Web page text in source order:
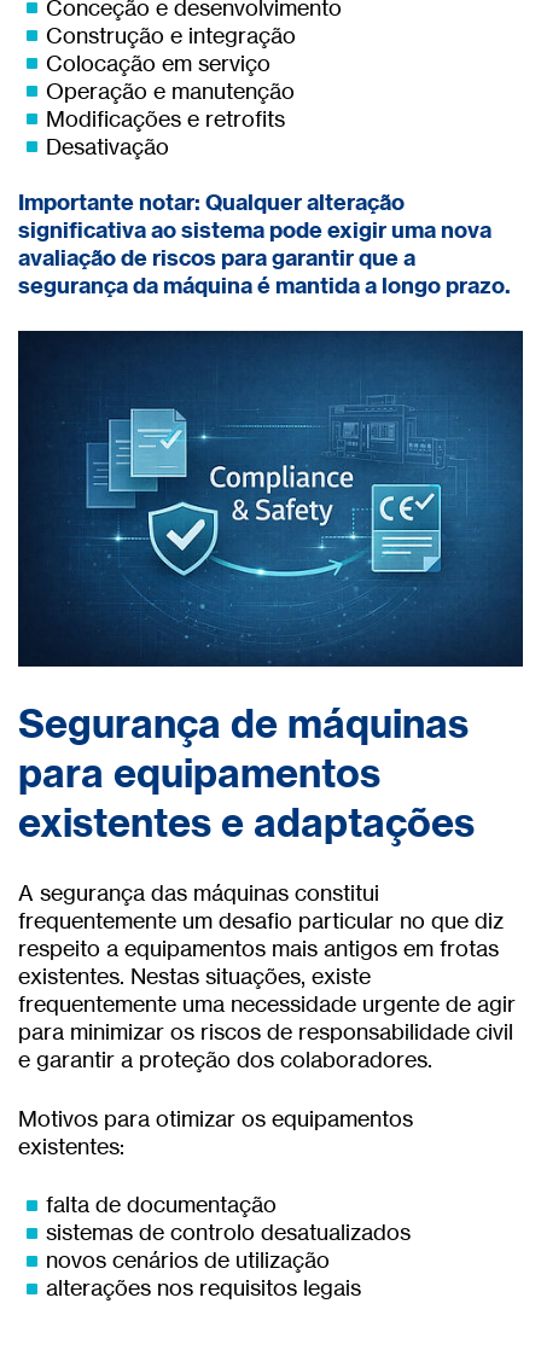
Conceção e desenvolvimento
Construção e integração
Colocação em serviço
Operação e manutenção
Modificações e retrofits
Desativação
Importante notar: Qualquer alteração
significativa ao sistema pode exigir uma nova
avaliação de riscos para garantir que a
segurança da máquina é mantida a longo prazo.
Segurança de máquinas
para equipamentos
existentes e adaptações
A segurança das máquinas constitui
frequentemente um desafio particular no que diz
respeito a equipamentos mais antigos em frotas
existentes. Nestas situações, existe
frequentemente uma necessidade urgente de agir
para minimizar os riscos de responsabilidade civil
e garantir a proteção dos colaboradores.
Motivos para otimizar os equipamentos
existentes:
falta de documentação
sistemas de controlo desatualizados
novos cenários de utilização
alterações nos requisitos legais